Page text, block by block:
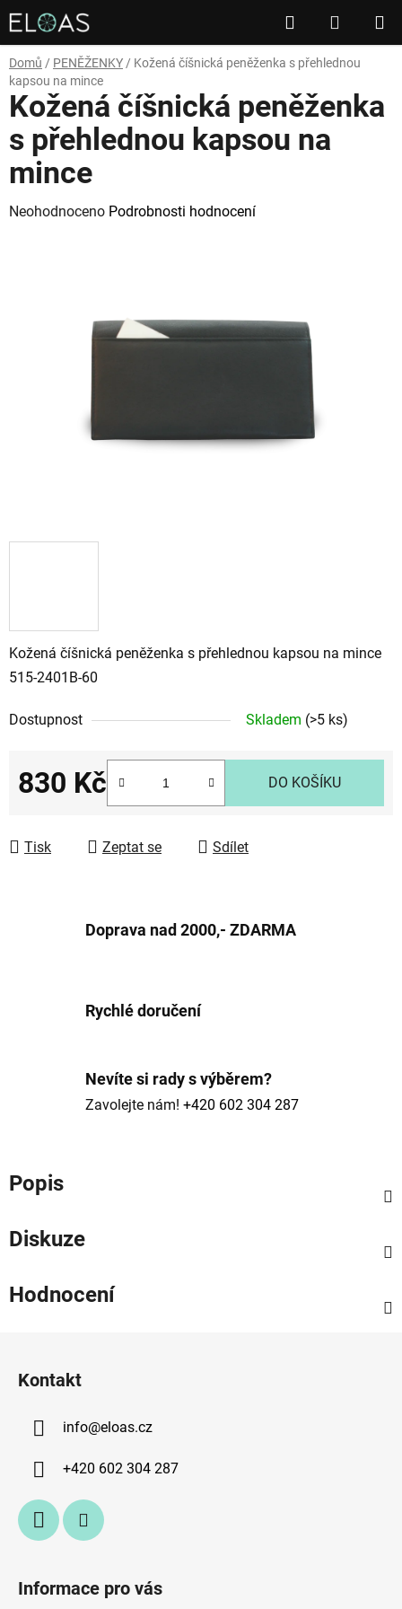
Přejít
na
obsah
Hledat
KOŠÍK
Domů / PENĚŽENKY / Kožená číšnická peněženka s přehlednou
kapsou na mince
Kožená číšnická peněženka s přehlednou kapsou na mince
515-2401B-60
Dostupnost Skladem (>5 ks)
830 Kč DO KOŠÍKU
Tisk Zeptat se Sdílet
Kožená číšnická peněženka
s přehlednou kapsou na
mince
Průměrné
Neohodnoceno Podrobnosti hodnocení
Doprava nad 2000,- ZDARMA
Rychlé doručení
Nevíte si rady s výběrem?
Zavolejte nám! +420 602 304 287
Popis
Diskuze
Hodnocení
Kontakt
info@eloas.cz
+420 602 304 287
Informace pro vás